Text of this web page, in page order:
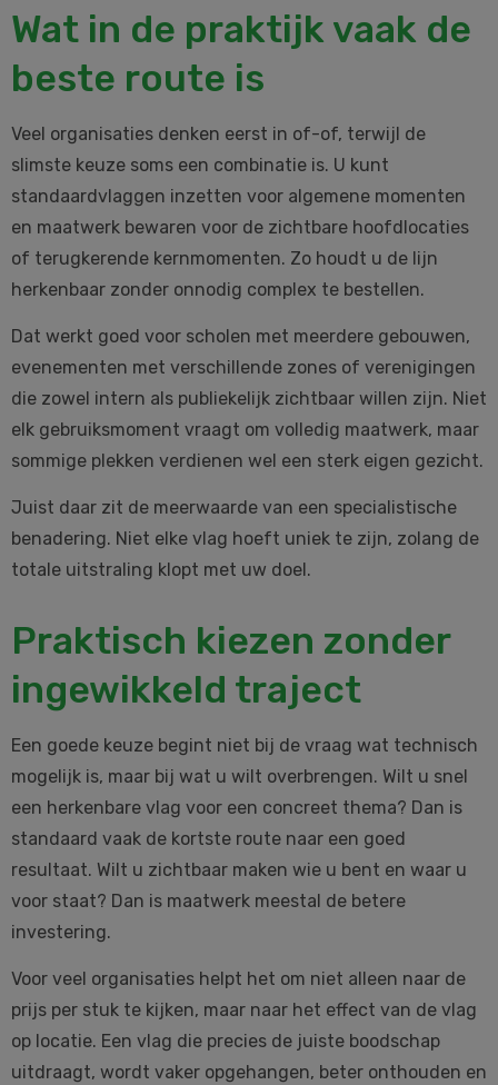
Wat in de praktijk vaak de
beste route is
Veel organisaties denken eerst in of-of, terwijl de
slimste keuze soms een combinatie is. U kunt
standaardvlaggen inzetten voor algemene momenten
en maatwerk bewaren voor de zichtbare hoofdlocaties
of terugkerende kernmomenten. Zo houdt u de lijn
herkenbaar zonder onnodig complex te bestellen.
Dat werkt goed voor scholen met meerdere gebouwen,
evenementen met verschillende zones of verenigingen
die zowel intern als publiekelijk zichtbaar willen zijn. Niet
elk gebruiksmoment vraagt om volledig maatwerk, maar
sommige plekken verdienen wel een sterk eigen gezicht.
Juist daar zit de meerwaarde van een specialistische
benadering. Niet elke vlag hoeft uniek te zijn, zolang de
totale uitstraling klopt met uw doel.
Praktisch kiezen zonder
ingewikkeld traject
Een goede keuze begint niet bij de vraag wat technisch
mogelijk is, maar bij wat u wilt overbrengen. Wilt u snel
een herkenbare vlag voor een concreet thema? Dan is
standaard vaak de kortste route naar een goed
resultaat. Wilt u zichtbaar maken wie u bent en waar u
voor staat? Dan is maatwerk meestal de betere
investering.
Voor veel organisaties helpt het om niet alleen naar de
prijs per stuk te kijken, maar naar het effect van de vlag
op locatie. Een vlag die precies de juiste boodschap
uitdraagt, wordt vaker opgehangen, beter onthouden en